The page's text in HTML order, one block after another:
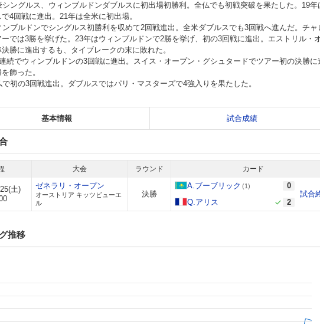
シングルス、ウィンブルドンダブルスに初出場初勝利。全仏でも初戦突破を果たした。19年
4回戦に進出。21年は全米に初出場。
ンブルドンでシングルス初勝利を収めて2回戦進出。全米ダブルスでも3回戦へ進んだ。チャ
ーでは3勝を挙げた。23年はウィンブルドンで2勝を挙げ、初の3回戦に進出。エストリル・
勝に進出するも、タイブレークの末に敗れた。
続でウィンブルドンの3回戦に進出。スイス・オープン・グシュタードでツアー初の決勝に
飾った。
初の3回戦進出。ダブルスではパリ・マスターズで4強入りを果たした。
基本情報 試合成績
大会 ラウンド カード
土)
ゼネラリ・オープン
オーストリア キッツビューエ
ル
決勝
A.ブーブリック (1)
0
Q.アリス
2
試合
推移